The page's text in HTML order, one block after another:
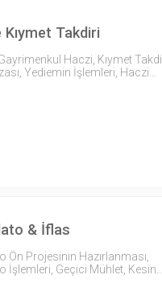
Kıymet Takdiri
Haczi, Kıymet
Yediemin İşlemleri, Haczi…
& İflas
Ön Projesinin Hazırlanması,
İşlemleri, Geçici Mühlet,